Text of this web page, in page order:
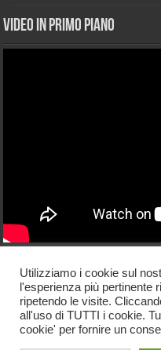
Video in primo piano
La riproduzione di articoli e
venga riportato un link verso la
responsabile Guglielmo Taliercio
Utilizziamo i cookie sul
l'esperienza più pertinente
ripetendo le visite.
all'uso di TUTTI i cookie.
cookie' per fornire un